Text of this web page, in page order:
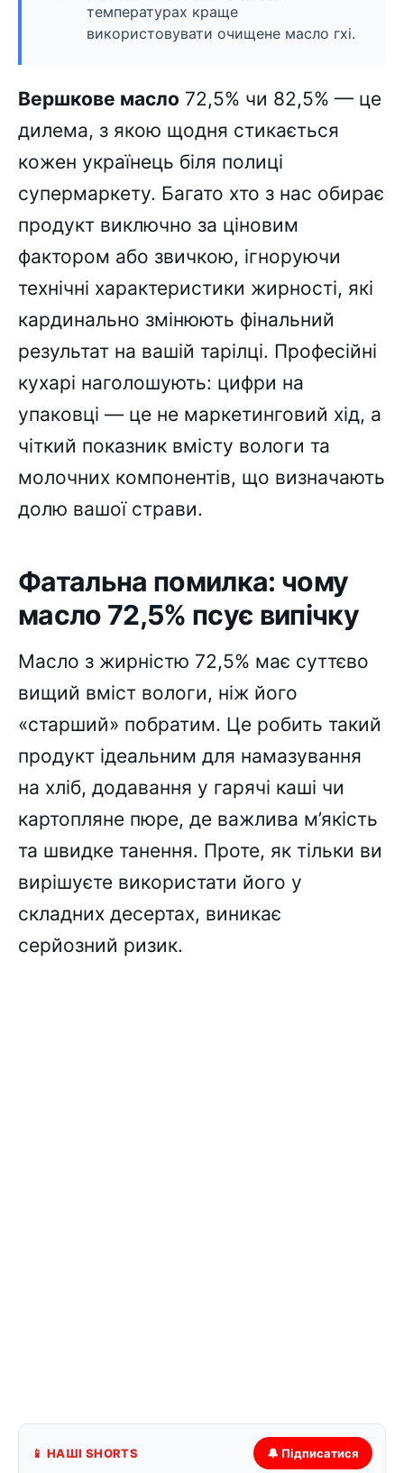
температурах краще
використовувати очищене масло гхі.
Вершкове масло 72,5% чи 82,5% — це
дилема, з якою щодня стикається
кожен українець біля полиці
супермаркету. Багато хто з нас обирає
продукт виключно за ціновим
фактором або звичкою, ігноруючи
технічні характеристики жирності, які
кардинально змінюють фінальний
результат на вашій тарілці. Професійні
кухарі наголошують: цифри на
упаковці — це не маркетинговий хід, а
чіткий показник вмісту вологи та
молочних компонентів, що визначають
долю вашої страви.
Фатальна помилка: чому
масло 72,5% псує випічку
Масло з жирністю 72,5% має суттєво
вищий вміст вологи, ніж його
«старший» побратим. Це робить такий
продукт ідеальним для намазування
на хліб, додавання у гарячі каші чи
картопляне пюре, де важлива м’якість
та швидке танення. Проте, як тільки ви
вирішуєте використати його у
складних десертах, виникає
серйозний ризик.
📱 НАШІ SHORTS 🔔 Підписатися